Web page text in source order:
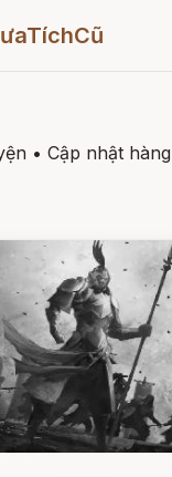
• Cập nhật hàng